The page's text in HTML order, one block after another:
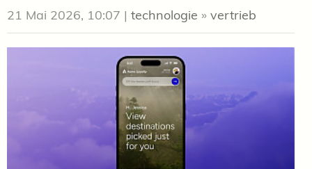
21 Mai 2026, 10:07 | technologie » vertrieb